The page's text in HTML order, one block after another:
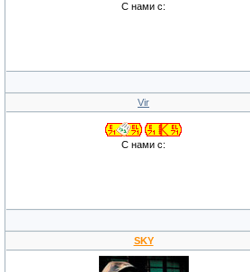
С нами с:
Vir
С нами с:
SKY